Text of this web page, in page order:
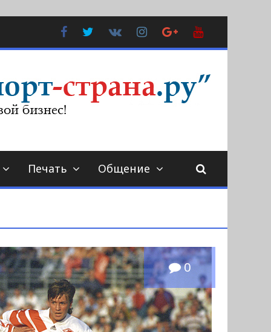
FacebookTwitter
Контакте
Instagram
Google
Plus
Печать Общение
0